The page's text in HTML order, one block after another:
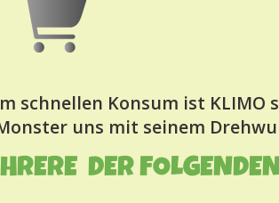
schnellen Konsum ist KLIMO
uns mit seinem
DER